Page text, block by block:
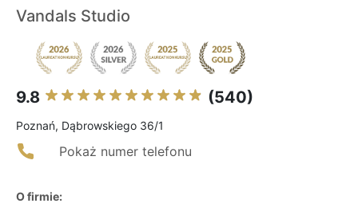
Vandals Studio
9.8 (540)
Poznań, Dąbrowskiego 36/1
Pokaż numer telefonu
O firmie: